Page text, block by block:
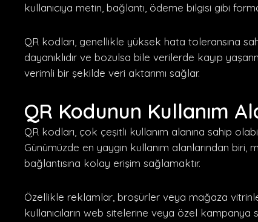
kullanıcıya metin, bağlantı, ödeme bilgisi gibi
QR kodları, genellikle yüksek hata toleransına
dayanıklıdır ve bozulsa bile verilerde kayıp
verimli bir şekilde veri aktarımı sağlar.
QR Kodunun Kullanım
QR kodları, çok çeşitli kullanım alanına sahip
Günümüzde en yaygın kullanım alanlarından biri,
bağlantısına kolay erişim sağlamaktır.
Özellikle reklamlar, broşürler veya mağaza
kullanıcıların web sitelerine veya özel kampanya